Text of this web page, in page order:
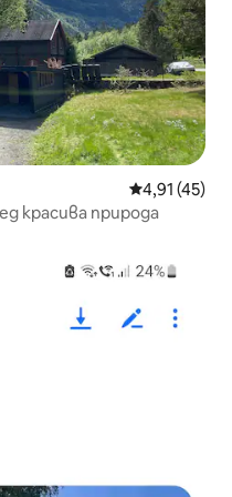
Средна
4,91 (45)
красива природа